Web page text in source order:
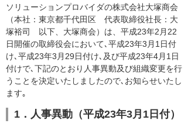
ソリューションプロバイダの株式会社大塚商会
（本社：東京都千代田区 代表取締役社長：大
塚裕司 以下、大塚商会）は、平成23年2月22
日開催の取締役会において､平成23年3月1日付
け､平成23年3月29日付け､及び平成23年4月1日
付けで､下記のとおり人事異動及び組織変更を行
うことを決定いたしましたので､お知らせいたし
ます｡
1．人事異動（平成23年3月1日付）